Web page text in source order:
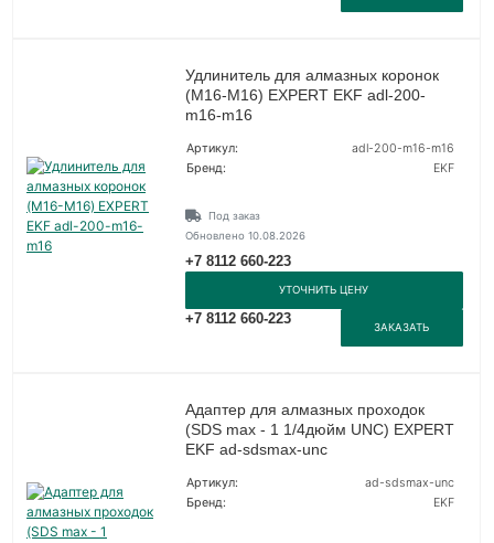
Удлинитель для алмазных коронок
(M16-M16) EXPERT EKF adl-200-
m16-m16
Артикул:
adl-200-m16-m16
Бренд:
EKF
Под заказ
Обновлено 10.08.2026
+7 8112 660-223
УТОЧНИТЬ ЦЕНУ
+7 8112 660-223
ЗАКАЗАТЬ
Адаптер для алмазных проходок
(SDS max - 1 1/4дюйм UNC) EXPERT
EKF ad-sdsmax-unc
Артикул:
ad-sdsmax-unc
Бренд:
EKF